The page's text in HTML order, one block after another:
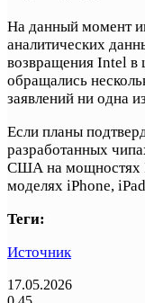
На данный момент
аналитических
возвращения Intel в
обращались
заявлений ни одна
Если планы
разработанных
США на мощностях
моделях iPhone,
Теги:
Источник
17.05.2026